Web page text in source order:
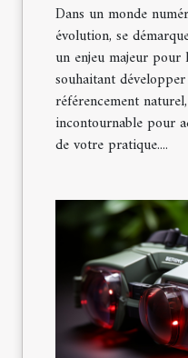
Dans un monde
évolution, se
un enjeu majeur pour
souhaitant
référencement
incontournable pour
de votre pratique....